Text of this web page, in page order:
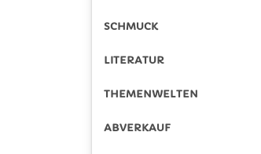
SCHMUCK
LITERATUR
THEMENWELTEN
ABVERKAUF